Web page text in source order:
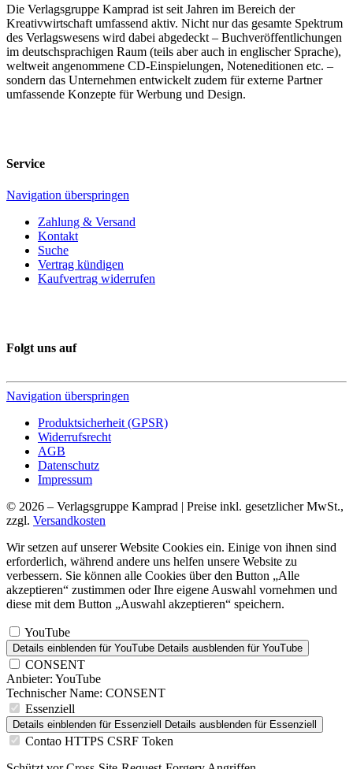
Die Verlagsgruppe Kamprad ist seit Jahren im Bereich der
Kreativwirtschaft umfassend aktiv. Nicht nur das gesamte Spektrum
des Verlagswesens wird dabei abgedeckt – Buchveröffentlichungen
im deutschsprachigen Raum (teils aber auch in englischer Sprache),
weltweit angenommene CD-Einspielungen, Noteneditionen etc. –
sondern das Unternehmen entwickelt zudem für externe Partner
umfassende Konzepte für Werbung und Design.
Service
Navigation überspringen
Zahlung & Versand
Kontakt
Suche
Vertrag kündigen
Kaufvertrag widerrufen
Folgt uns auf
Navigation überspringen
Produktsicherheit (GPSR)
Widerrufsrecht
AGB
Datenschutz
Impressum
© 2026 – Verlagsgruppe Kamprad | Preise inkl. gesetzlicher MwSt.,
zzgl. Versandkosten
Wir setzen auf unserer Website Cookies ein. Einige von ihnen sind
erforderlich, während andere uns helfen unsere Website zu
verbessern. Sie können alle Cookies über den Button „Alle
akzeptieren“ zustimmen oder Ihre eigene Auswahl vornehmen und
diese mit dem Button „Auswahl akzeptieren“ speichern.
YouTube
Details einblenden für YouTube Details ausblenden für YouTube
CONSENT
Anbieter: YouTube
Technischer Name: CONSENT
Essenziell
Details einblenden für Essenziell Details ausblenden für Essenziell
Contao HTTPS CSRF Token